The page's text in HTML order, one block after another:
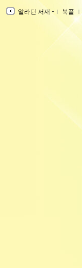
알라딘 서재 ｌ 북플 ｌ